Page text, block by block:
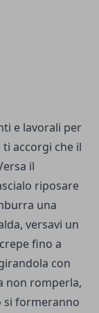
e lavorali per
accorgi che il
il
riposare
una
versavi un
fino a
con
non romperla,
si formeranno